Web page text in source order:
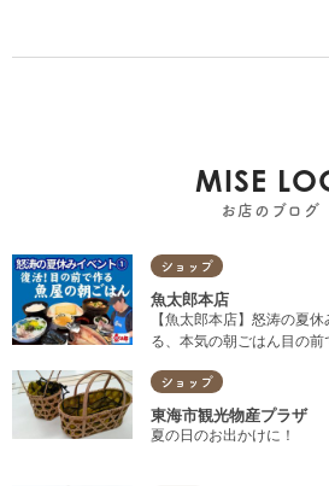
MISE
お店のブログ
ショップ
魚太郎本店
【魚太郎本店】怒涛の夏
る、本気の朝ごはん目の前
ショップ
東海市観光物産プラザ
夏の日のお出かけに！